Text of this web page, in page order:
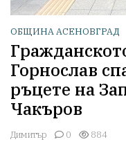
ОБЩИНА АСЕНОВГРАД
Горнослав
ръцете на
Чакъров
Димитър 0 884